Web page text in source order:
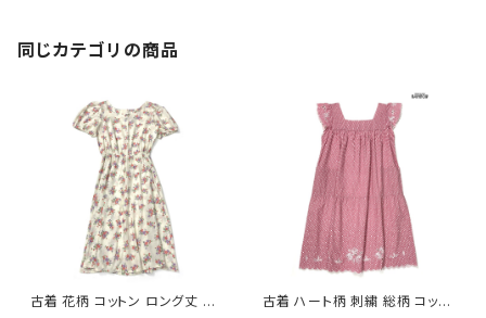
同じカテゴリの商品
古着 花柄 コットン ロング丈 半
古着 ハート柄 刺繍 総柄 コット